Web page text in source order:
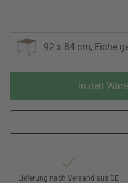
92 x 84 cm, Eiche
In den
Lieferung nach Versand aus DE